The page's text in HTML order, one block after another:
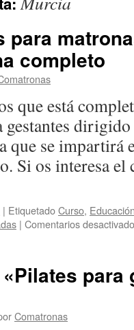
para
completo
que está
gestantes
que se
Si os interesa
| EtiquetadoCurso,
| Comentarios
«Pilates
Comatronas